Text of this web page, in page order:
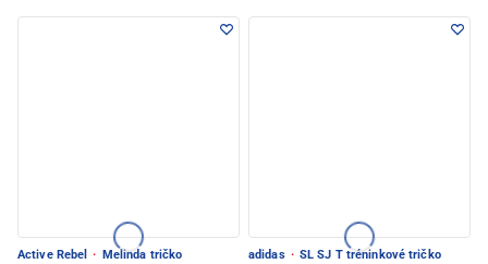
Active Rebel ·
Melinda tričko
adidas · SL SJ T tréninkové tričko